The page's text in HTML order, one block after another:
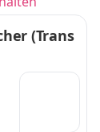
(Trans